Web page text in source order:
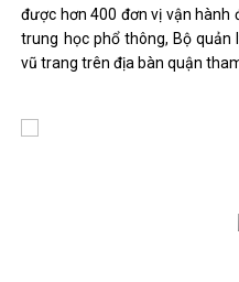
được hơn 400 đơn vị vận hành
trung học phổ thông, Bộ quản
vũ trang trên địa bàn quận